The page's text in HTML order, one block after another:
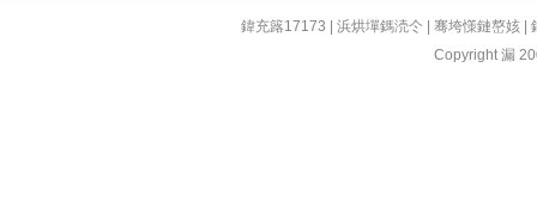
鍏充簬17173 |浜烘墠鎷涜仒 |骞垮憡鏈嶅姟 |
Copyright 漏